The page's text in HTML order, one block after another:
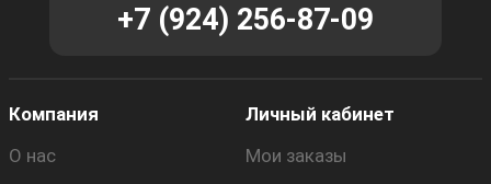
+7 (924) 256-87-09
Компания
О нас
Личный кабинет
Мои заказы